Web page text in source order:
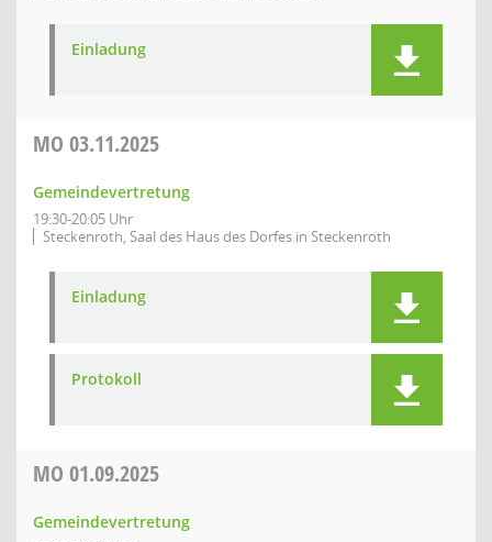
Einladung
MO 03.11.2025
Gemeindevertretung
19:30-20:05 Uhr
Steckenroth, Saal des Haus des Dorfes in Steckenroth
Einladung
Protokoll
MO 01.09.2025
Gemeindevertretung